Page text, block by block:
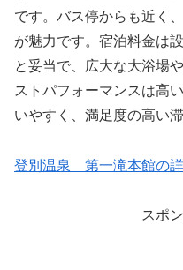
です。バス停からも近く
が魅力です。宿泊料金は
と妥当で、広大な大浴場
ストパフォーマンスは高
いやすく、満足度の高い
登別温泉 第一滝本館の
スポ